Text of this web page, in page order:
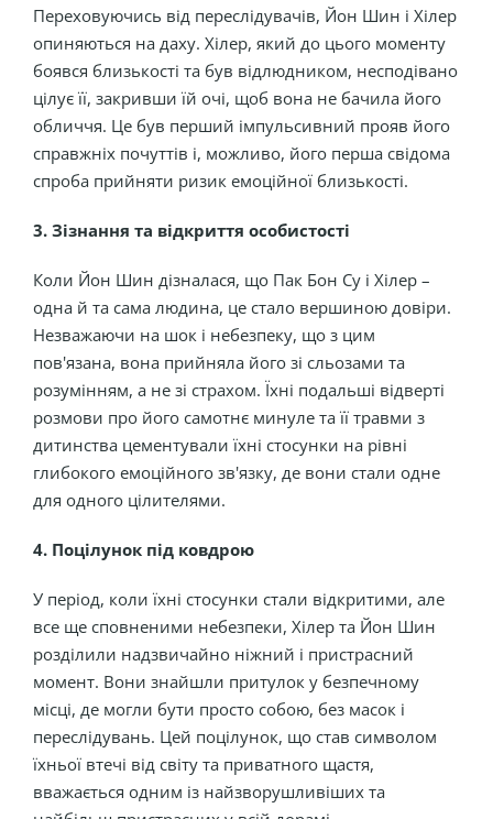
Переховуючись від переслідувачів, Йон Шин і Хілер
опиняються на даху. Хілер, який до цього моменту
боявся близькості та був відлюдником, несподівано
цілує її, закривши їй очі, щоб вона не бачила його
обличчя. Це був перший імпульсивний прояв його
справжніх почуттів і, можливо, його перша свідома
спроба прийняти ризик емоційної близькості.
3. Зізнання та відкриття особистості
Коли Йон Шин дізналася, що Пак Бон Су і Хілер –
одна й та сама людина, це стало вершиною довіри.
Незважаючи на шок і небезпеку, що з цим
пов'язана, вона прийняла його зі сльозами та
розумінням, а не зі страхом. Їхні подальші відверті
розмови про його самотнє минуле та її травми з
дитинства цементували їхні стосунки на рівні
глибокого емоційного зв'язку, де вони стали одне
для одного цілителями.
4. Поцілунок під ковдрою
У період, коли їхні стосунки стали відкритими, але
все ще сповненими небезпеки, Хілер та Йон Шин
розділили надзвичайно ніжний і пристрасний
момент. Вони знайшли притулок у безпечному
місці, де могли бути просто собою, без масок і
переслідувань. Цей поцілунок, що став символом
їхньої втечі від світу та приватного щастя,
вважається одним із найзворушливіших та